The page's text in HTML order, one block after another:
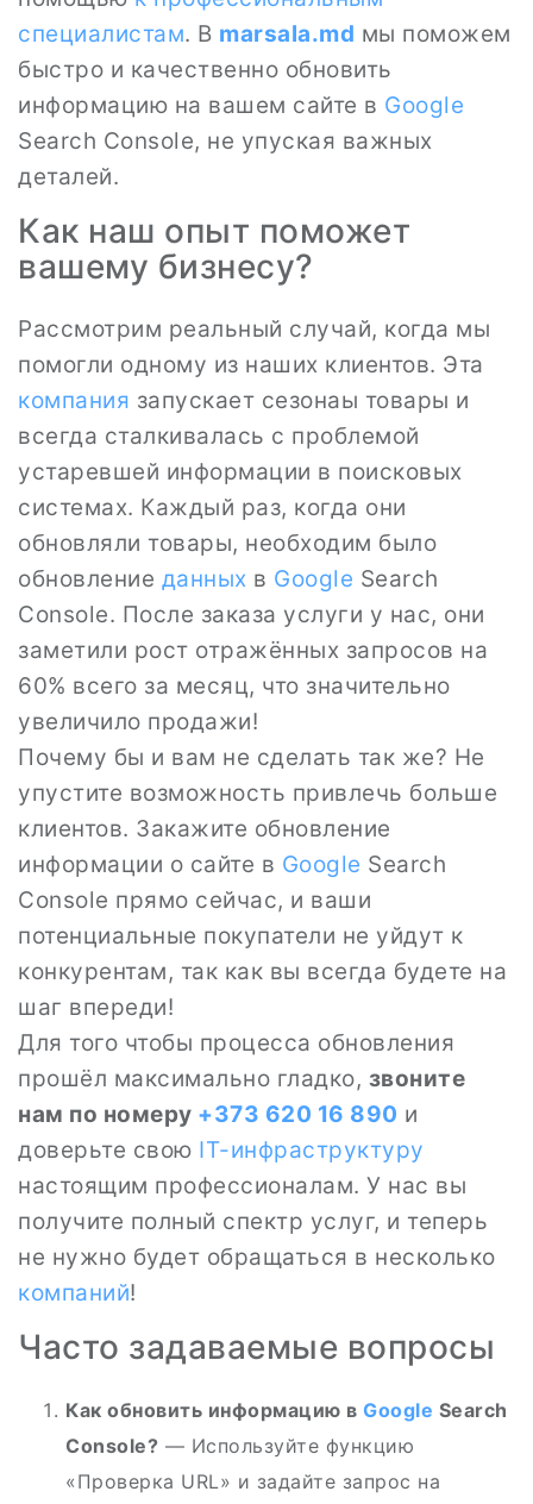
специалистам. В marsala.md мы поможем
быстро и качественно обновить
информацию на вашем сайте в Google
Search Console, не упуская важных
деталей.
Как наш опыт поможет
вашему бизнесу?
Рассмотрим реальный случай, когда мы
помогли одному из наших клиентов. Эта
компания запускает сезонаы товары и
всегда сталкивалась с проблемой
устаревшей информации в поисковых
системах. Каждый раз, когда они
обновляли товары, необходим было
обновление данных в Google Search
Console. После заказа услуги у нас, они
заметили рост отражённых запросов на
60% всего за месяц, что значительно
увеличило продажи!
Почему бы и вам не сделать так же? Не
упустите возможность привлечь больше
клиентов. Закажите обновление
информации о сайте в Google Search
Console прямо сейчас, и ваши
потенциальные покупатели не уйдут к
конкурентам, так как вы всегда будете на
шаг впереди!
Для того чтобы процесса обновления
прошёл максимально гладко, звоните
нам по номеру +373 620 16 890 и
доверьте свою IT-инфраструктуру
настоящим профессионалам. У нас вы
получите полный спектр услуг, и теперь
не нужно будет обращаться в несколько
компаний!
Часто задаваемые вопросы
Как обновить информацию в Google Search
Console? — Используйте функцию
«Проверка URL» и задайте запрос на